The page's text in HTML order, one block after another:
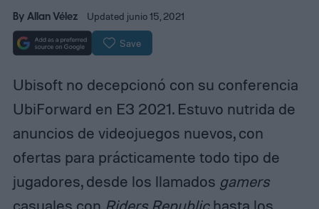
ByAllan Vélez Updated junio 15, 2021
Save
Ubisoft no decepcionó con su conferencia
UbiForward en E3 2021. Estuvo nutrida de
anuncios de videojuegos nuevos, con
ofertas para prácticamente todo tipo de
jugadores, desde los llamados gamers
casuales con Riders Republichasta los